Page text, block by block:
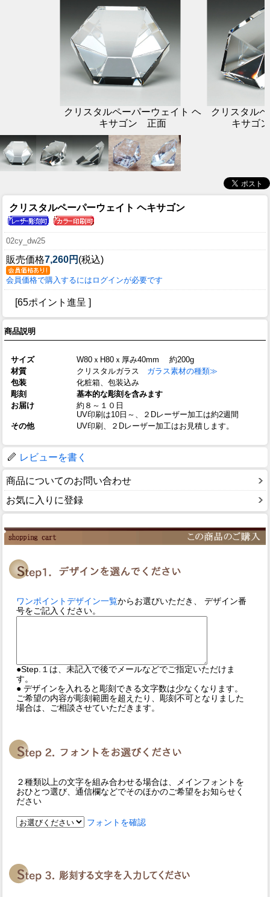
クリスタルペーパーウェイト ヘ
キサゴン 正面
クリスタル
キサゴ
クリスタルペーパーウェイト ヘキサゴン
02cy_dw25
販売価格7,260円 (税込)
会員価格で購入するにはログインが必要です
[65ポイント進呈 ]
商品説明
サイズ
W80ｘH80ｘ厚み40mm 約200g
材質
クリスタルガラス ガラス素材の種類≫
包装
化粧箱、包装込み
彫刻
基本的な彫刻を含みます
お届け
約８～１０日
UV印刷は10日～、２Dレーザー加工は約2週間
その他
UV印刷、２Dレーザー加工はお見積します。
レビューを書く
商品についてのお問い合わせ
お気に入りに登録
ワンポイントデザイン一覧からお選びいただき、 デザイン番
号をご記入ください。
●Step.１は、未記入で後でメールなどでご指定いただけま
す。
● デザインを入れると彫刻できる文字数は少なくなります。
ご希望の内容が彫刻範囲を超えたり、彫刻不可となりました
場合は、ご相談させていただきます。
２種類以上の文字を組み合わせる場合は、メインフォントを
おひとつ選び、通信欄などでそのほかのご希望をお知らせく
ださい
フォントを確認